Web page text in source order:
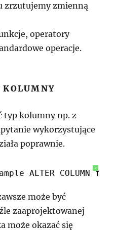
zrzutujemy zmienną
operatory
operacje.
KOLUMNY
typ kolumny np. z
wykorzystujące
poprawnie.
?
ALTER COLUMN foo
może być
zaaprojektowanej
może okazać się